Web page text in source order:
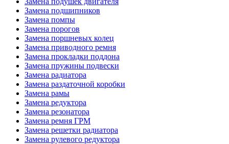
Замена подшипников
Замена помпы
Замена порогов
Замена поршневых колец
Замена приводного ремня
Замена прокладки поддона
Замена пружины подвески
Замена радиатора
Замена раздаточной коробки
Замена рамы
Замена редуктора
Замена резонатора
Замена ремня ГРМ
Замена решетки радиатора
Замена рулевого редуктора